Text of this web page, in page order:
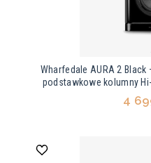
Wharfedale AURA 2
podstawkowe kolumny
4